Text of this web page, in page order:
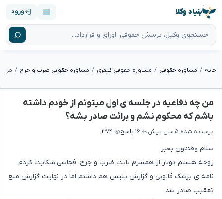
بنیاد وکلا ورود
خانه مشاوره حقوقی مشاوره حقوقی کیفری مشاوره حقوقی ضرب و جرح
من چه دفاعیه در جلسه ی اول میتونم از خودم داشته
باشم که محکوم نشم و برائت صادر بشه؟
پرسیده شده ۵ سال پیش ۱۶ پاسخ ۳۷۴
سلام وقتتون بخیر
زوجه هستم دوبار از همسرم بابت ضرب و جرح. فحاشی شکایت کردم
نامه ی پزشک قانونی و گزارش پلیس هم داشتم اما در نهایت گزارش منع
تعقیب صادر شد